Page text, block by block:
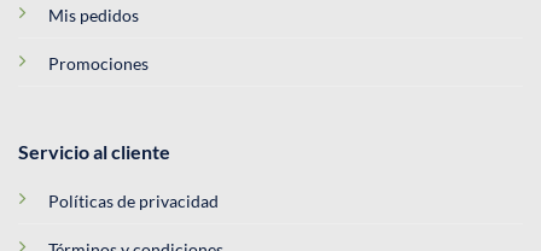
Mis pedidos
Promociones
Servicio al cliente
Políticas de privacidad